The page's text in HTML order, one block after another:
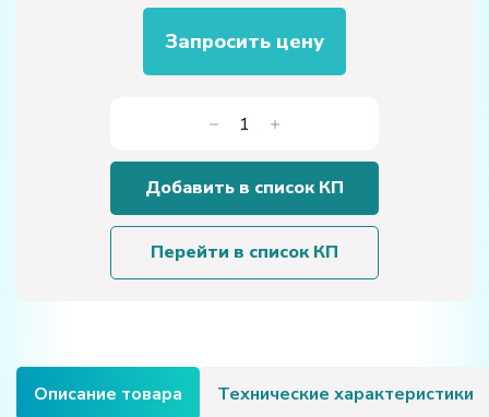
Запросить цену
Количество
товара
Учебная
установка
демонстрационная
"Правило
Добавить в список КП
Перейти в список КП
Описание товара Технические характеристики